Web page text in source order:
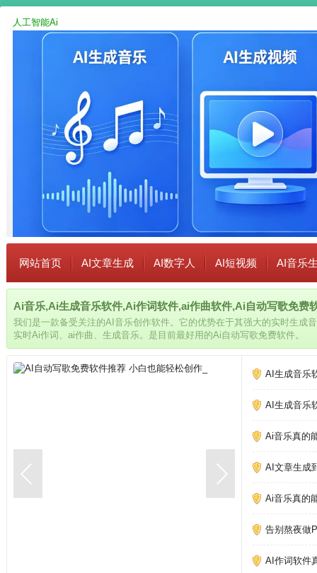
人工智能Ai
网站首页 AI文章生成 AI数字人 AI短视频 AI音乐
Ai音乐,Ai生成音乐软件,Ai作词软件,ai作曲软件,Ai自动写歌免费
我们是一款备受关注的AI音乐创作软件。它的优势在于其强大的实时生成
实时Ai作词、ai作曲、生成音乐。是目前最好用的Ai自动写歌免费软件。
AI生成音乐
AI生成音乐
Ai音乐真的
AI文章生成
Ai音乐真的
告别熬夜做
AI作词软件